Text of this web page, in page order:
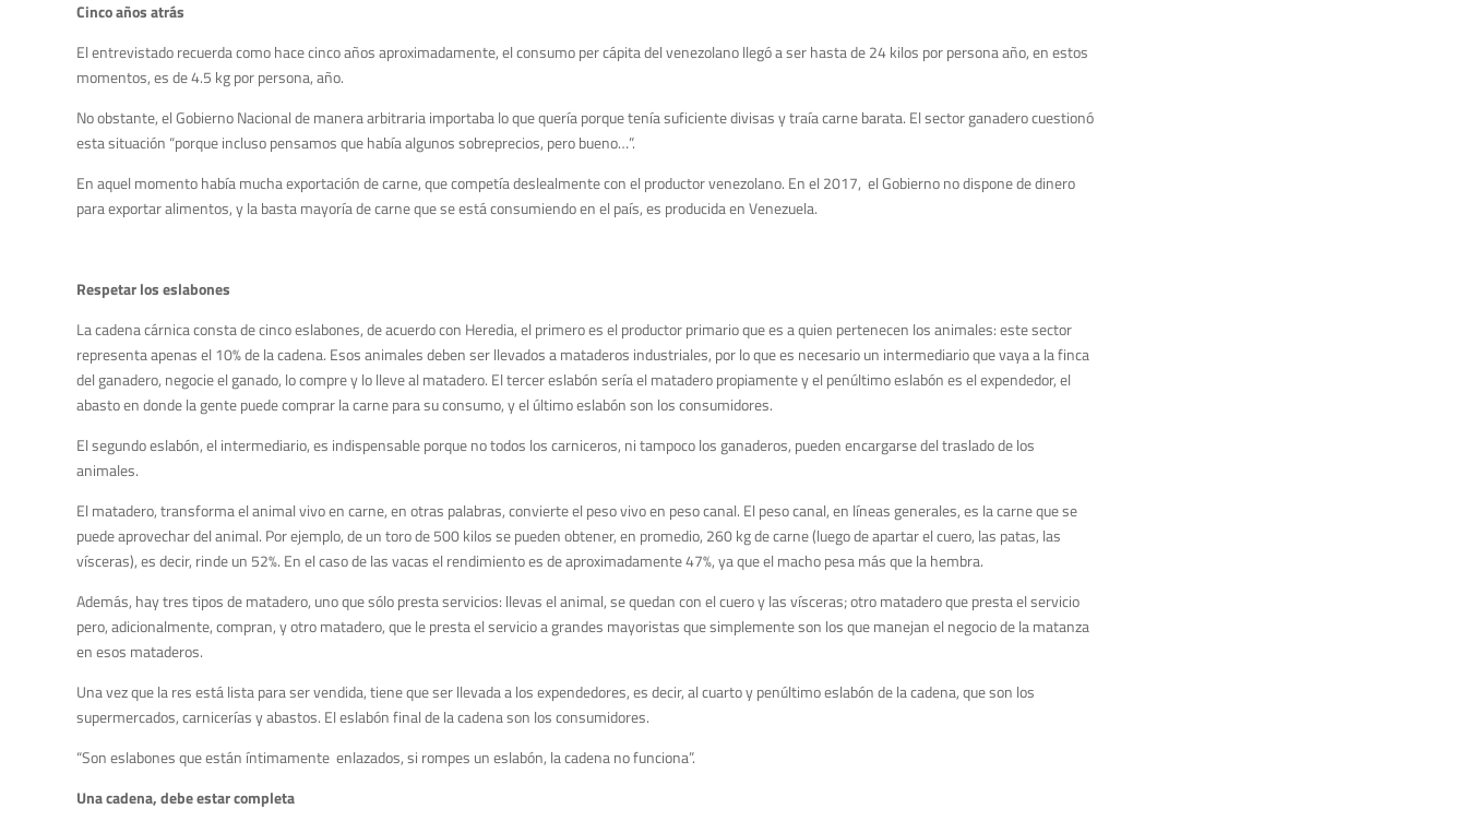
Cinco años atrás
El entrevistado recuerda como hace cinco años aproximadamente, el consumo per cápita del venezolano llegó a ser hasta de 24 kilos por persona año, en estos
momentos, es de 4.5 kg por persona, año.
No obstante, el Gobierno Nacional de manera arbitraria importaba lo que quería porque tenía suficiente divisas y traía carne barata. El sector ganadero cuestionó
esta situación “porque incluso pensamos que había algunos sobreprecios, pero bueno…”.
En aquel momento había mucha exportación de carne, que competía deslealmente con el productor venezolano. En el 2017, el Gobierno no dispone de dinero
para exportar alimentos, y la basta mayoría de carne que se está consumiendo en el país, es producida en Venezuela.
Respetar los eslabones
La cadena cárnica consta de cinco eslabones, de acuerdo con Heredia, el primero es el productor primario que es a quien pertenecen los animales: este sector
representa apenas el 10% de la cadena. Esos animales deben ser llevados a mataderos industriales, por lo que es necesario un intermediario que vaya a la finca
del ganadero, negocie el ganado, lo compre y lo lleve al matadero. El tercer eslabón sería el matadero propiamente y el penúltimo eslabón es el expendedor, el
abasto en donde la gente puede comprar la carne para su consumo, y el último eslabón son los consumidores.
El segundo eslabón, el intermediario, es indispensable porque no todos los carniceros, ni tampoco los ganaderos, pueden encargarse del traslado de los
animales.
El matadero, transforma el animal vivo en carne, en otras palabras, convierte el peso vivo en peso canal. El peso canal, en líneas generales, es la carne que se
puede aprovechar del animal. Por ejemplo, de un toro de 500 kilos se pueden obtener, en promedio, 260 kg de carne (luego de apartar el cuero, las patas, las
vísceras), es decir, rinde un 52%. En el caso de las vacas el rendimiento es de aproximadamente 47%, ya que el macho pesa más que la hembra.
Además, hay tres tipos de matadero, uno que sólo presta servicios: llevas el animal, se quedan con el cuero y las vísceras; otro matadero que presta el servicio
pero, adicionalmente, compran, y otro matadero, que le presta el servicio a grandes mayoristas que simplemente son los que manejan el negocio de la matanza
en esos mataderos.
Una vez que la res está lista para ser vendida, tiene que ser llevada a los expendedores, es decir, al cuarto y penúltimo eslabón de la cadena, que son los
supermercados, carnicerías y abastos. El eslabón final de la cadena son los consumidores.
“Son eslabones que están íntimamente enlazados, si rompes un eslabón, la cadena no funciona”.
Una cadena, debe estar completa